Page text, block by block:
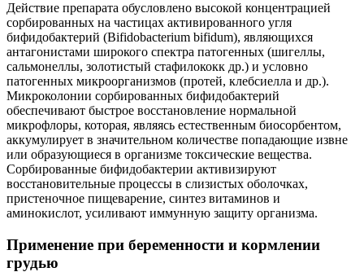
Действие препарата обусловлено высокой концентрацией
сорбированных на частицах активированного угля
бифидобактерий (Bifidobacterium bifidum), являющихся
антагонистами широкого спектра патогенных (шигеллы,
сальмонеллы, золотистый стафилококк др.) и условно
патогенных микроорганизмов (протей, клебсиелла и др.).
Микроколонии сорбированных бифидобактерий
обеспечивают быстрое восстановление нормальной
микрофлоры, которая, являясь естественным биосорбентом,
аккумулирует в значительном количестве попадающие извне
или образующиеся в организме токсические вещества.
Сорбированные бифидобактерии активизируют
восстановительные процессы в слизистых оболочках,
пристеночное пищеварение, синтез витаминов и
аминокислот, усиливают иммунную защиту организма.
Применение при беременности и кормлении
грудью